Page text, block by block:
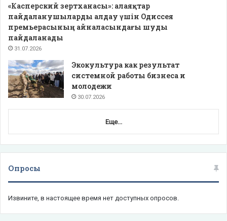
«Касперский зертханасы»: алаяқтар
пайдаланушыларды алдау үшін Одиссея
премьерасының айналасындағы шуды
пайдаланады
31.07.2026
Экокультура как результат
системной работы бизнеса и
молодежи
30.07.2026
Еще...
Опросы
Извините, в настоящее время нет доступных опросов.